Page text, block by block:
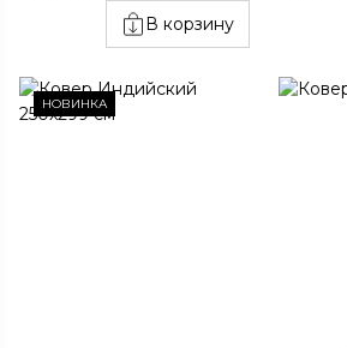
В корзину
НОВИНКА